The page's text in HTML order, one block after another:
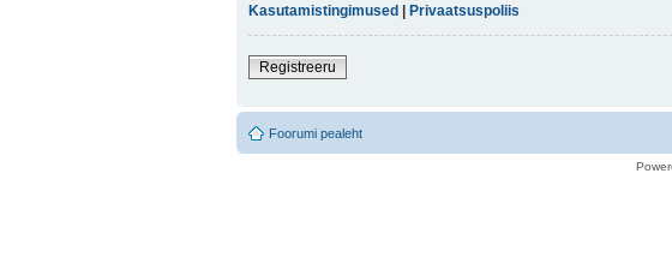
Kasutamistingimused | Privaatsuspoliis
Registreeru
Foorumi pealeht
Powe